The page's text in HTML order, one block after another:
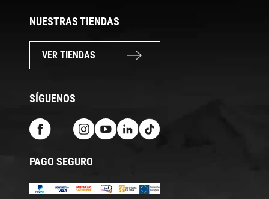
NUESTRAS TIENDAS
VER TIENDAS
SÍGUENOS
PAGO SEGURO